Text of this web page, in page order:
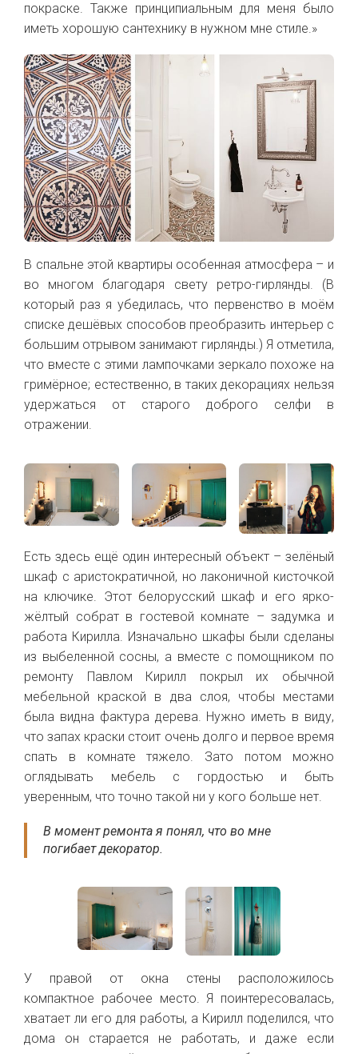
покраске. Также принципиальным для меня было
иметь хорошую сантехнику в нужном мне стиле.»
В спальне этой квартиры особенная атмосфера – и
во многом благодаря свету ретро-гирлянды. (В
который раз я убедилась, что первенство в моём
списке дешёвых способов преобразить интерьер с
большим отрывом занимают гирлянды.) Я отметила,
что вместе с этими лампочками зеркало похоже на
гримёрное; естественно, в таких декорациях нельзя
удержаться от старого доброго селфи в
отражении.
Есть здесь ещё один интересный объект – зелёный
шкаф с аристократичной, но лаконичной кисточкой
на ключике. Этот белорусский шкаф и его ярко-
жёлтый собрат в гостевой комнате – задумка и
работа Кирилла. Изначально шкафы были сделаны
из выбеленной сосны, а вместе с помощником по
ремонту Павлом Кирилл покрыл их обычной
мебельной краской в два слоя, чтобы местами
была видна фактура дерева. Нужно иметь в виду,
что запах краски стоит очень долго и первое время
спать в комнате тяжело. Зато потом можно
оглядывать мебель с гордостью и быть
уверенным, что точно такой ни у кого больше нет.
В момент ремонта я понял, что во мне
погибает декоратор.
У правой от окна стены расположилось
компактное рабочее место. Я поинтересовалась,
хватает ли его для работы, а Кирилл поделился, что
дома он старается не работать, и даже если